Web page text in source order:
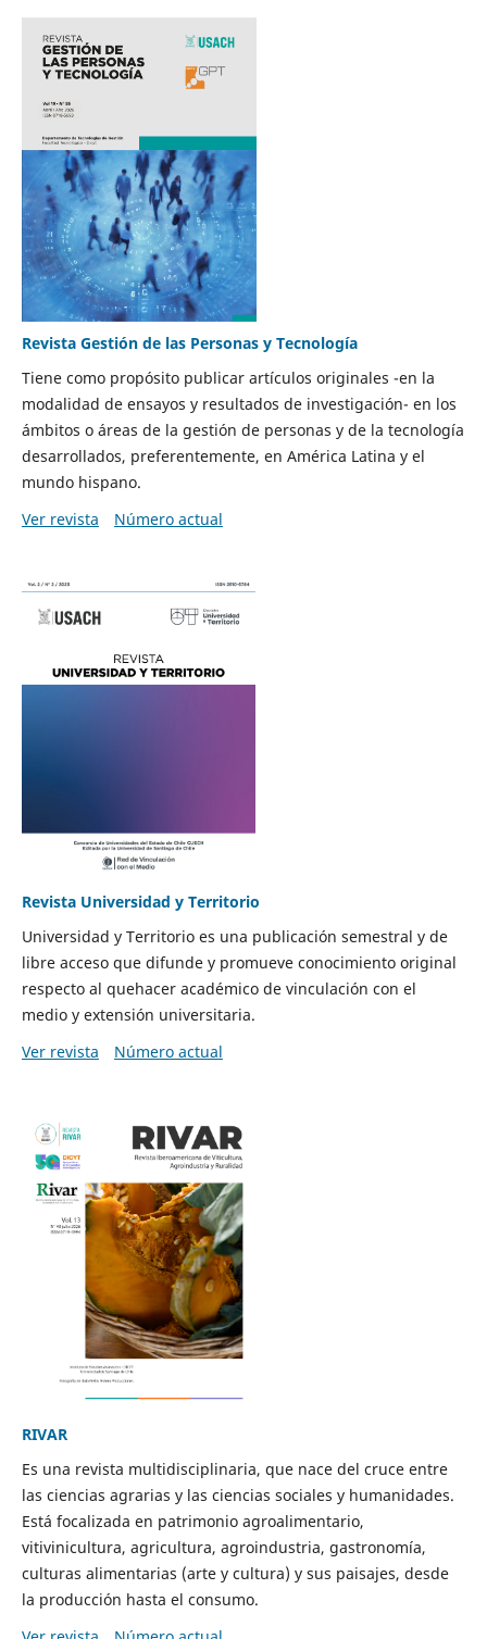
Revista Gestión de las Personas y Tecnología
Tiene como propósito publicar artículos originales -en la
modalidad de ensayos y resultados de investigación- en los
ámbitos o áreas de la gestión de personas y de la tecnología
desarrollados, preferentemente, en América Latina y el
mundo hispano.
Ver revista
Número actual
Revista Universidad y Territorio
Universidad y Territorio es una publicación semestral y de
libre acceso que difunde y promueve conocimiento original
respecto al quehacer académico de vinculación con el
medio y extensión universitaria.
Ver revista
Número actual
RIVAR
Es una revista multidisciplinaria, que nace del cruce entre
las ciencias agrarias y las ciencias sociales y humanidades.
Está focalizada en patrimonio agroalimentario,
vitivinicultura, agricultura, agroindustria, gastronomía,
culturas alimentarias (arte y cultura) y sus paisajes, desde
la producción hasta el consumo.